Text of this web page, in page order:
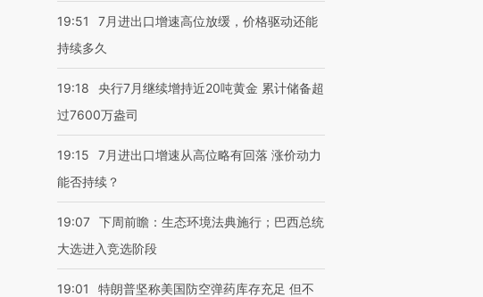
19:51
7月进出口增速高位放缓，价格驱动还能
持续多久
19:18
央行7月继续增持近20吨黄金 累计储备超
过7600万盎司
19:15
7月进出口增速从高位略有回落 涨价动力
能否持续？
19:07 下周前瞻：生态环境法典施行；巴西总统
大选进入竞选阶段
19:01
特朗普坚称美国防空弹药库存充足 但不